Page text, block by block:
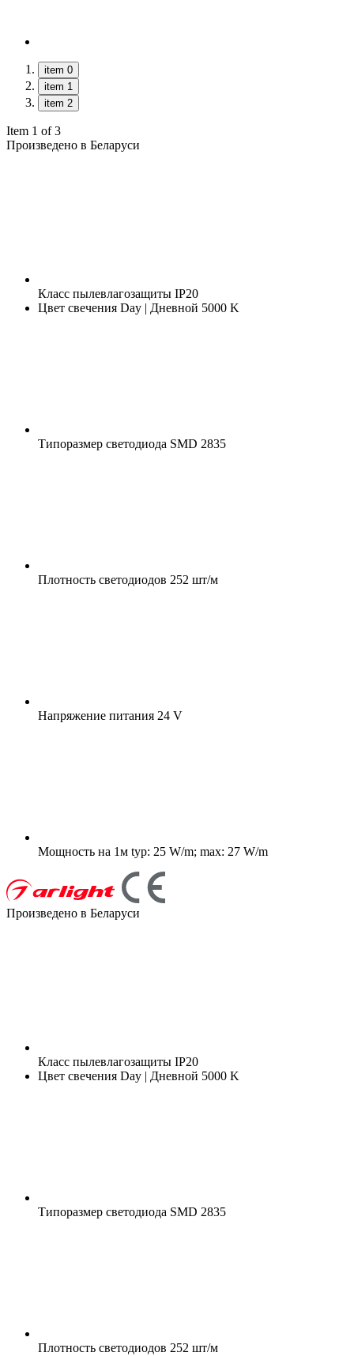
item 0
item 1
item 2
Item 1 of 3
Произведено в Беларуси
Класс пылевлагозащиты IP20
Цвет свечения Day | Дневной 5000 K
Типоразмер светодиода SMD 2835
Плотность светодиодов 252 шт/м
Напряжение питания 24 V
Мощность на 1м typ: 25 W/m; max: 27 W/m
Произведено в Беларуси
Класс пылевлагозащиты IP20
Цвет свечения Day | Дневной 5000 K
Типоразмер светодиода SMD 2835
Плотность светодиодов 252 шт/м